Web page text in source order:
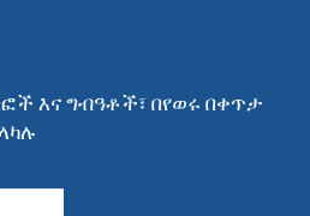
እና ግብዓቶች፣ በየወሩ በቀጥታ